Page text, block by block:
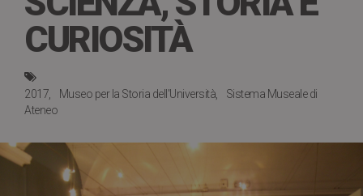
CURIOSITÀ
2017 Museo per la Storia dell'Università
Sistema Museale di
Ateneo